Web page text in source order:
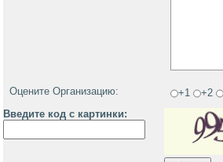
Оцените Организацию: +1 +2
Введите код с картинки: